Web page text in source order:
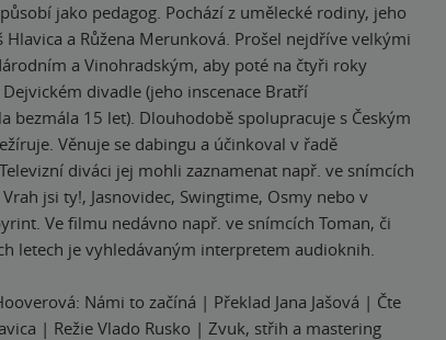
jako pedagog. Pochází z umělecké rodiny, jeho
a Růžena Merunková. Prošel nejdříve velkými
a Vinohradským, aby poté na čtyři roky
divadle (jeho inscenace Bratří
bezmála 15 let). Dlouhodobě spolupracuje s Českým
Věnuje se dabingu a účinkoval v řadě
diváci jej mohli zaznamenat např. ve snímcích
jsi ty!, Jasnovidec, Swingtime, Osmy nebo v
Ve filmu nedávno např. ve snímcích Toman, či
letech je vyhledávaným interpretem audioknih.
Námi to začíná | Překlad Jana Jašová | Čte
| Režie Vlado Rusko | Zvuk, střih a mastering